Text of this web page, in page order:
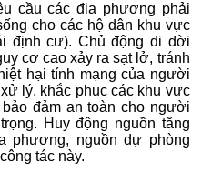
cầu các địa phương phải
cho các hộ dân khu vực
định cư). Chủ động di dời
cơ cao xảy ra sạt lở, tránh
hại tính mạng của người
lý, khắc phục các khu vực
đảm an toàn cho người
Huy động nguồn tăng
phương, nguồn dự phòng
tác này.